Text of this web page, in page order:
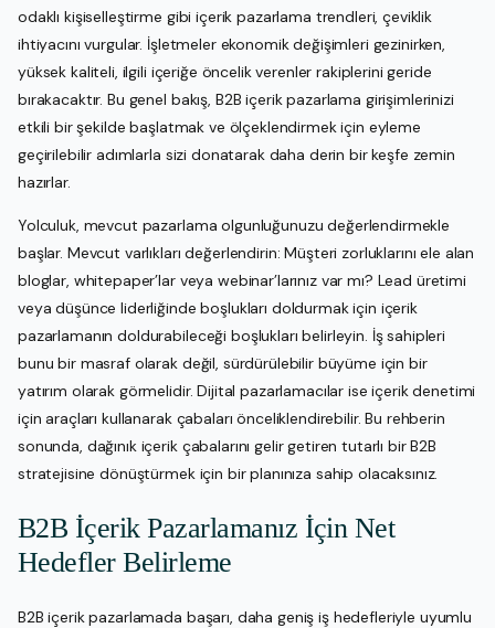
odaklı kişiselleştirme gibi içerik pazarlama trendleri, çeviklik
ihtiyacını vurgular. İşletmeler ekonomik değişimleri gezinirken,
yüksek kaliteli, ilgili içeriğe öncelik verenler rakiplerini geride
bırakacaktır. Bu genel bakış, B2B içerik pazarlama girişimlerinizi
etkili bir şekilde başlatmak ve ölçeklendirmek için eyleme
geçirilebilir adımlarla sizi donatarak daha derin bir keşfe zemin
hazırlar.
Yolculuk, mevcut pazarlama olgunluğunuzu değerlendirmekle
başlar. Mevcut varlıkları değerlendirin: Müşteri zorluklarını ele alan
bloglar, whitepaper’lar veya webinar’larınız var mı? Lead üretimi
veya düşünce liderliğinde boşlukları doldurmak için içerik
pazarlamanın doldurabileceği boşlukları belirleyin. İş sahipleri
bunu bir masraf olarak değil, sürdürülebilir büyüme için bir
yatırım olarak görmelidir. Dijital pazarlamacılar ise içerik denetimi
için araçları kullanarak çabaları önceliklendirebilir. Bu rehberin
sonunda, dağınık içerik çabalarını gelir getiren tutarlı bir B2B
stratejisine dönüştürmek için bir planınıza sahip olacaksınız.
B2B İçerik Pazarlamanız İçin Net
Hedefler Belirleme
B2B içerik pazarlamada başarı, daha geniş iş hedefleriyle uyumlu